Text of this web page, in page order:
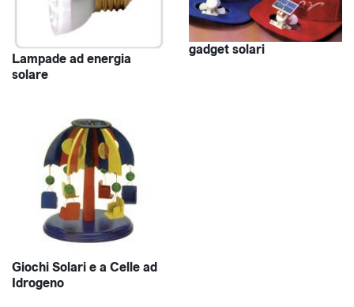
Lampade ad energia
solare
gadget solari
Giochi Solari e a Celle ad
Idrogeno